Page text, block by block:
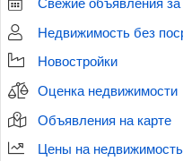
Свежие объявления за
Недвижимость без
Новостройки
Оценка недвижимости
Объявления на карте
Цены на недвижимость